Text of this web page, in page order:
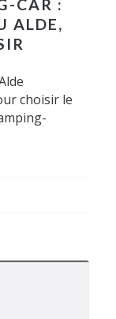
CAR :
ALDE,
choisir le